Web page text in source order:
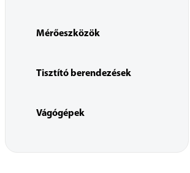
Mérőeszközök
Tisztító berendezések
Vágógépek